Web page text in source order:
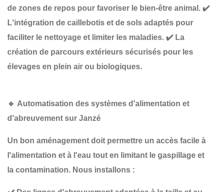
de zones de repos pour favoriser le bien-être animal. ✔️
L'intégration de caillebotis et de sols adaptés pour
faciliter le nettoyage et limiter les maladies. ✔️ La
création de parcours extérieurs sécurisés pour les
élevages en plein air ou biologiques.
🔹 Automatisation des systèmes d'alimentation et
d'abreuvement sur Janzé
Un bon aménagement doit permettre un accès facile à
l'alimentation et à l'eau tout en limitant le gaspillage et
la contamination. Nous installons :